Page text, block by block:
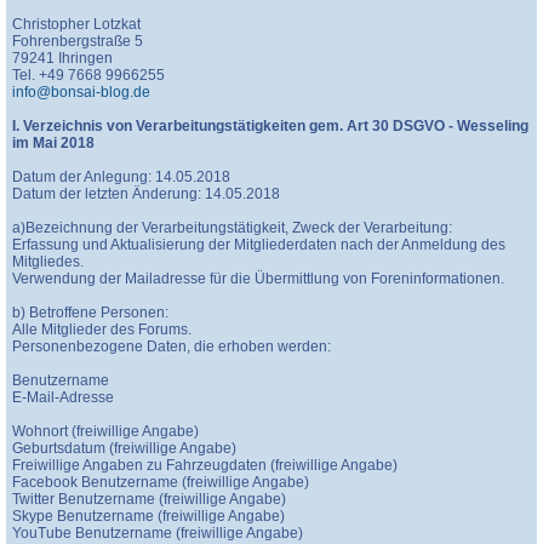
Christopher Lotzkat
Fohrenbergstraße 5
79241 Ihringen
Tel. +49 7668 9966255
info@bonsai-blog.de
I. Verzeichnis von Verarbeitungstätigkeiten gem. Art 30 DSGVO - Wesseling
im Mai 2018
Datum der Anlegung: 14.05.2018
Datum der letzten Änderung: 14.05.2018
a)Bezeichnung der Verarbeitungstätigkeit, Zweck der Verarbeitung:
Erfassung und Aktualisierung der Mitgliederdaten nach der Anmeldung des
Mitgliedes.
Verwendung der Mailadresse für die Übermittlung von Foreninformationen.
b) Betroffene Personen:
Alle Mitglieder des Forums.
Personenbezogene Daten, die erhoben werden:
Benutzername
E-Mail-Adresse
Wohnort (freiwillige Angabe)
Geburtsdatum (freiwillige Angabe)
Freiwillige Angaben zu Fahrzeugdaten (freiwillige Angabe)
Facebook Benutzername (freiwillige Angabe)
Twitter Benutzername (freiwillige Angabe)
Skype Benutzername (freiwillige Angabe)
YouTube Benutzername (freiwillige Angabe)